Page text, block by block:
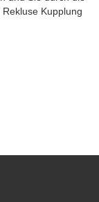
Kupplung